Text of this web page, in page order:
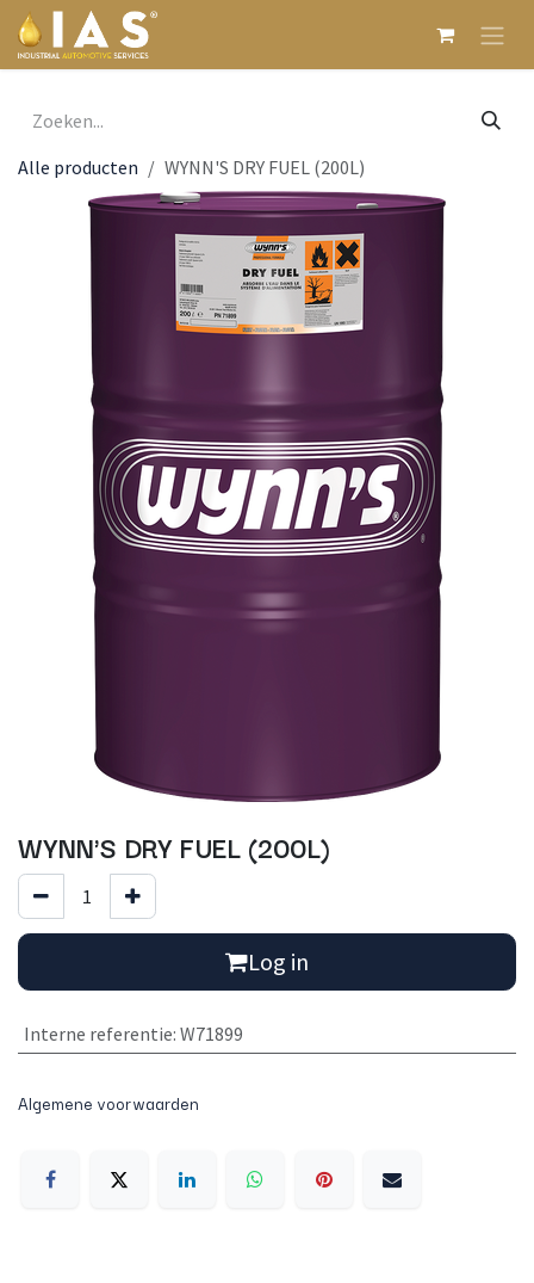
Overslaan naar inhoud
Alle producten WYNN'S DRY FUEL (200L)
WYNN'S DRY FUEL (200L)
Log in
Interne referentie: W71899
Algemene voorwaarden